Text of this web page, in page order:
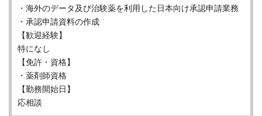
・海外のデータ及び治験薬を利用した日本向け承認申請業務
・承認申請資料の作成
【歓迎経験】
特になし
【免許・資格】
・薬剤師資格
【勤務開始日】
応相談